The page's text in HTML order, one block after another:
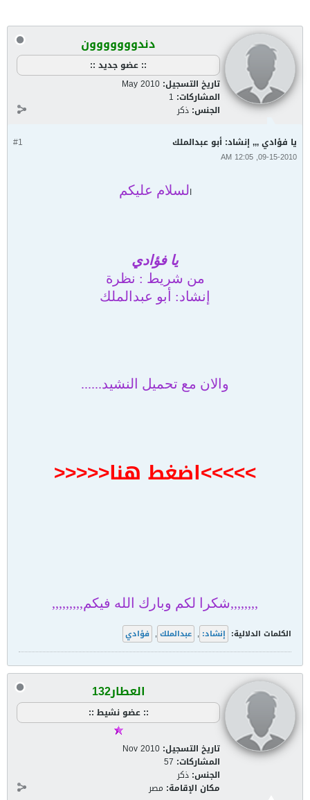
دندووووووون
:: عضو جديد ::
تاريخ التسجيل: May 2010
المشاركات: 1
الجنس: ذكر
#1 يا فؤادي ,,, إنشاد: أبو عبدالملك
09-15-2010, 12:05 AM
لسلام عليكم
يا فؤادي
من شريط : نظرة
إنشاد: أبو عبدالملك
والان مع تحميل النشيد......
>>>>>اضغط هنا<<<<<
,,,,,,,,شكرا لكم وبارك الله فيكم,,,,,,,,,
الكلمات الدلالية: إنشاد: , عبدالملك , فؤادي
العطار132
:: عضو نشيط ::
تاريخ التسجيل: Nov 2010
المشاركات: 57
الجنس: ذكر
مكان الإقامة: مصر